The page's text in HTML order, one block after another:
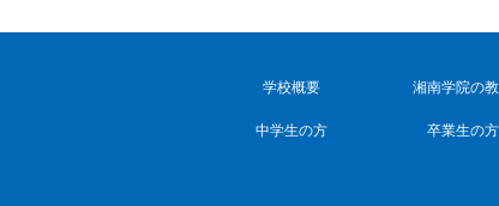
学校概要 湘南学院の
中学生の方 卒業生の方